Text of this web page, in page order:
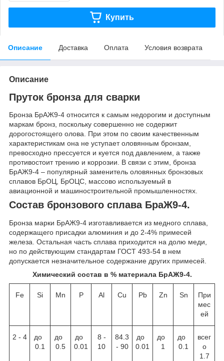
Купить
Описание Доставка Оплата Условия возврата
Описание
Пруток бронза для сварки
Бронза БрАЖ9-4 относится к самым недорогим и доступным
маркам бронз, поскольку совершенно не содержит
дорогостоящего олова. При этом по своим качественным
характеристикам она не уступает оловянным бронзам,
превосходно прессуется и куется под давлением, а также
противостоит трению и коррозии. В связи с этим, бронза
БрАЖ9-4 – популярный заменитель оловянных бронзовых
сплавов БрОЦ, БрОЦС, массово используемый в
авиационной и машиностроительной промышленностях.
Состав бронзового сплава БраЖ9-4.
Бронза марки БрАЖ9-4 изготавливается из медного сплава,
содержащего присадки алюминия и до 2-4% примесей
железа. Остальная часть сплава приходится на долю меди,
но по действующим стандартам ГОСТ 493-54 в нем
допускается незначительное содержание других примесей.
Химический состав в % материала БрАЖ9-4.
Fe Si Mn P Al Cu Pb Zn Sn
При
мес
ей
2 - 4
до
0.1
до
0.5
до
0.01
8 -
10
84.3
- 90
до
0.01
до
1
до
0.1
всег
о
1.7